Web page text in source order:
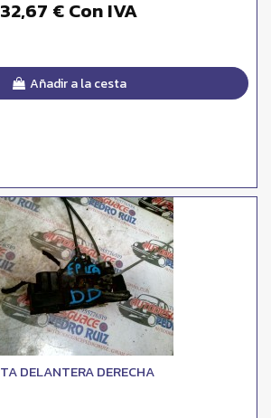
32,67 € Con IVA
Añadir a la cesta
DELANTERA DERECHA